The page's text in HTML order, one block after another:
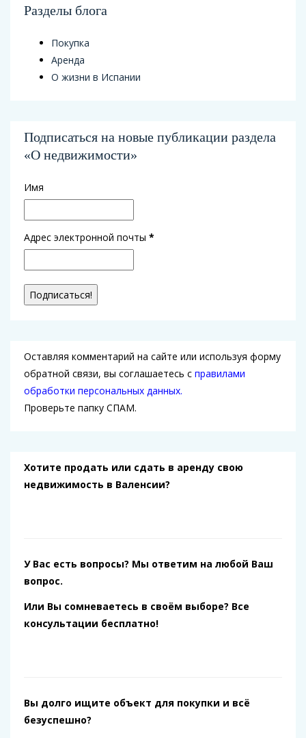
Разделы блога
Покупка
Аренда
О жизни в Испании
Подписаться на новые публикации раздела
«О недвижимости»
Имя
Адрес электронной почты *
Оставляя комментарий на сайте или используя форму
обратной связи, вы соглашаетесь с правилами
обработки персональных данных.
Проверьте папку СПАМ.
Хотите продать или сдать в аренду свою
недвижимость в Валенсии?
У Вас есть вопросы? Мы ответим на любой Ваш
вопрос.
Или Вы сомневаетесь в своём выборе? Все
консультации бесплатно!
Вы долго ищите объект для покупки и всё
безуспешно?